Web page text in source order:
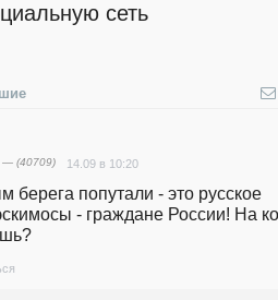
сеть
— (40709) 14.09 в 10:20
попутали - это русское
- граждане России! На